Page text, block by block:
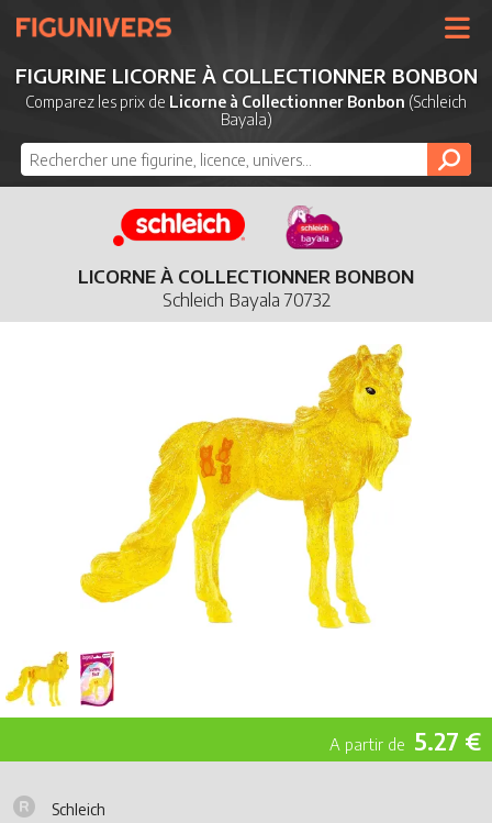
UNIVERS
LICENCES
MARQUES
NOUVEAUTÉS
DERNIERS AJOUTS
FIGURINE LICORNE À COLLECTIONNER BONBON
Comparez les prix de Licorne à Collectionner Bonbon (Schleich
Bayala)
LICORNE À COLLECTIONNER BONBON
Schleich Bayala 70732
5.27 €
Schleich